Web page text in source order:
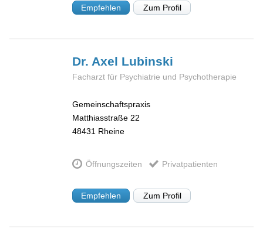
Empfehlen Zum Profil
Dr. Axel Lubinski
Facharzt für Psychiatrie und Psychotherapie
Gemeinschaftspraxis
Matthiasstraße 22
48431 Rheine
Öffnungszeiten Privatpatienten
Empfehlen Zum Profil